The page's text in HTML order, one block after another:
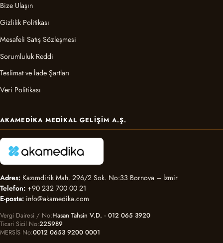
Bize Ulaşın
Gizlilik Politikası
Mesafeli Satış Sözleşmesi
Sorumluluk Reddi
Teslimat ve İade Şartları
Veri Politikası
AKAMEDIKA MEDIKAL GELIŞIM A.Ş.
Adres: Kazımdirik Mah. 296/2 Sok. No:33 Bornova – İzmir
Telefon: +90 232 700 00 21
E-posta: info@akamedika.com
Vergi Dairesi / No Hasan Tahsin V.D. · 012 065 3920
Ticari Sicil No 225989
MERSİS No 0012 0653 9200 0001